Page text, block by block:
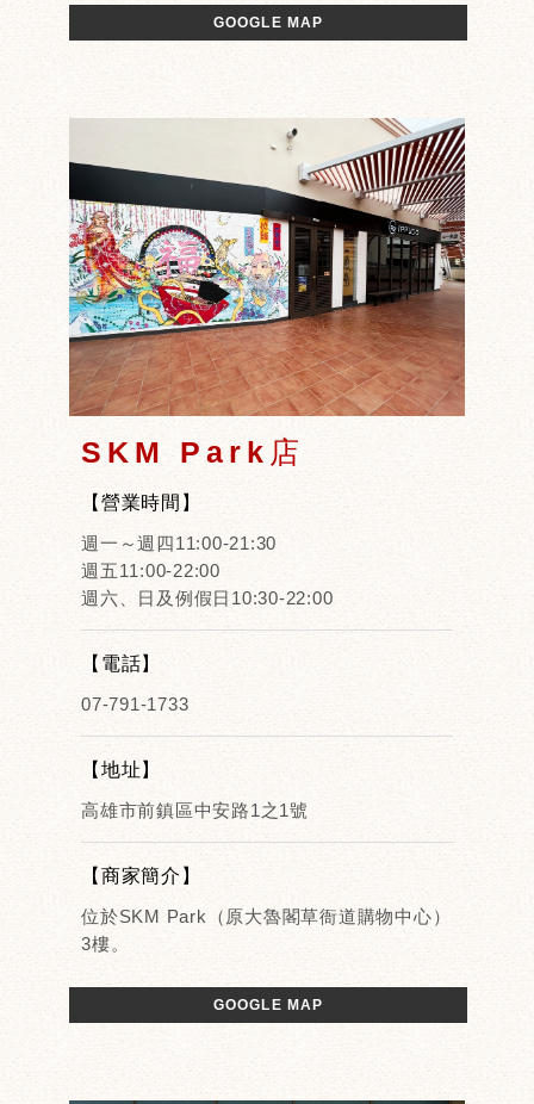
GOOGLE MAP
SKM Park店
【營業時間】
週一～週四11:00-21:30
週五11:00-22:00
週六、日及例假日10:30-22:00
【電話】
07-791-1733
【地址】
高雄市前鎮區中安路1之1號
【商家簡介】
位於SKM Park（原大魯閣草衙道購物中心）
3樓。
GOOGLE MAP